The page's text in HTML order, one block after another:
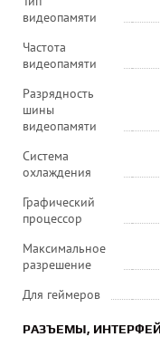
видеопамяти
Частота
видеопамяти
Разрядность
шины
видеопамяти
Система
охлаждения
Графический
процессор
Максимальное
разрешение
Для геймеров
РАЗЪЕМЫ,